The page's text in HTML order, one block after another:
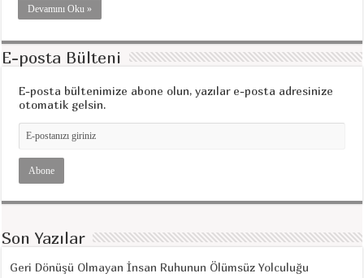
Devamını Oku »
E-posta Bülteni
E-posta bültenimize abone olun, yazılar e-posta adresinize
otomatik gelsin.
Son Yazılar
Geri Dönüşü Olmayan İnsan Ruhunun Ölümsüz Yolculuğu